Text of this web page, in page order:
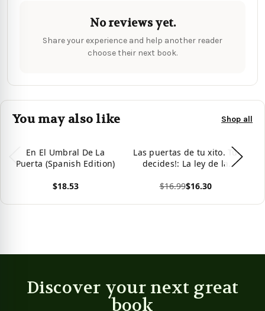
No reviews yet.
Share your experience and help another reader
choose their next book.
You may also like Shop all
En El Umbral De La
Puerta (Spanish Edition)
$18.53
Las puertas de tu xito. Tú
decides!: La ley de la
más poderosa (Spanish
$16.99$16.30
Discover your next great
book